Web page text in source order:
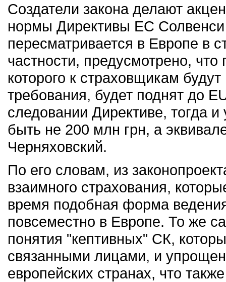
Создатели закона делают
нормы Директивы ЕС
пересматривается в Европе в
частности, предусмотрено,
которого к страховщикам
требования, будет поднят до
следовании Директиве, тогда
быть не 200 млн грн, а
Черняховский.
По его словам, из
взаимного страхования,
время подобная форма
повсеместно в Европе. То же
понятия "кептивных" СК,
связанными лицами, и
европейских странах, что